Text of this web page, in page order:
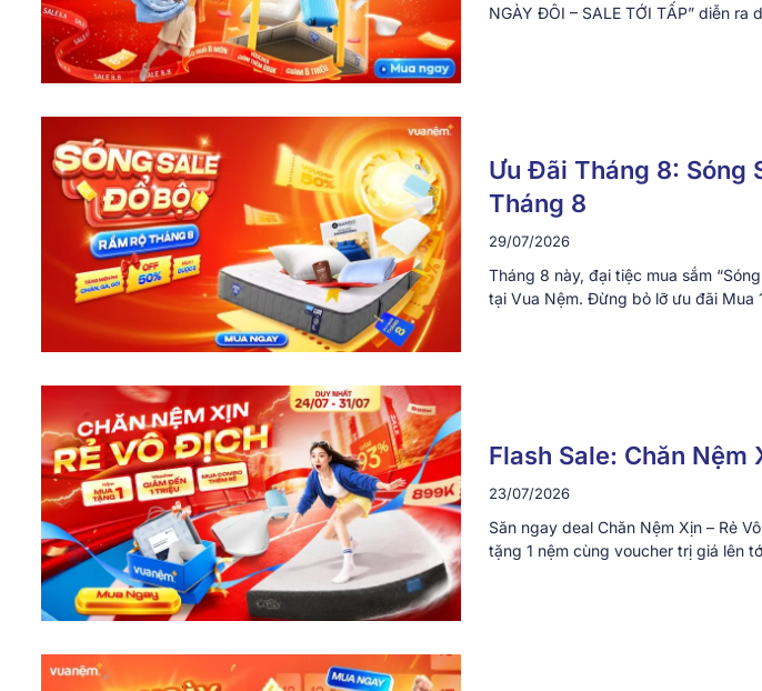
NGÀY ĐÔI – SALE TỚI TẤP” diễn
Ưu Đãi Tháng 8: Sóng
Tháng 8
29/07/2026
Tháng 8 này, đại tiệc mua sắm
tại Vua Nệm. Đừng bỏ lỡ ưu đãi Mua
Flash Sale: Chăn Nệm
23/07/2026
Săn ngay deal Chăn Nệm Xịn – Rẻ
tặng 1 nệm cùng voucher trị giá lên